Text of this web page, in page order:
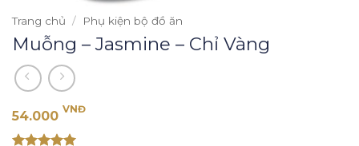
Trang chủ / Phụ kiện bộ đồ ăn
Muỗng – Jasmine – Chỉ Vàng
54.000 VNĐ